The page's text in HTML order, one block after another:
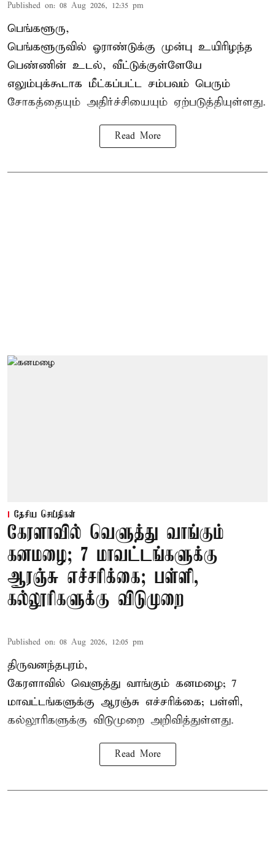
Published on: 08 Aug 2026, 12:35 pm
பெங்களூரு,
பெங்களூருவில் ஓராண்டுக்கு முன்பு உயிரிழந்த
பெண்ணின் உடல், வீட்டுக்குள்ளேயே
எலும்புக்கூடாக மீட்கப்பட்ட சம்பவம் பெரும்
சோகத்தையும் அதிர்ச்சியையும் ஏற்படுத்தியுள்ளது.
Read More
தேசிய செய்திகள்
கேரளாவில் வெளுத்து வாங்கும்
கனமழை; 7 மாவட்டங்களுக்கு
ஆரஞ்சு எச்சரிக்கை; பள்ளி,
கல்லூரிகளுக்கு விடுமுறை
Published on: 08 Aug 2026, 12:05 pm
திருவனந்தபுரம்,
கேரளாவில் வெளுத்து வாங்கும் கனமழை; 7
மாவட்டங்களுக்கு ஆரஞ்சு எச்சரிக்கை; பள்ளி,
கல்லூரிகளுக்கு விடுமுறை அறிவித்துள்ளது.
Read More